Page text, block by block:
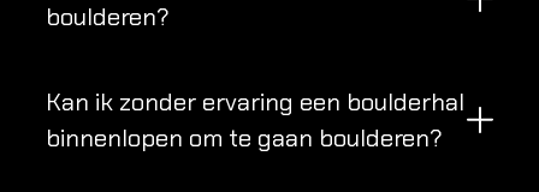
boulderen?
Kan ik zonder ervaring een boulderhal
binnenlopen om te gaan boulderen?